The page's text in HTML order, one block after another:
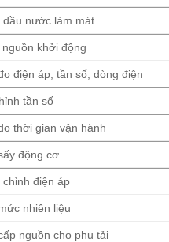
dầu nước làm mát
nguồn khởi động
điện áp, tần số, dòng điện
tần số
thời gian vận hành
động cơ
chỉnh điện áp
nhiên liệu
nguồn cho phụ tải